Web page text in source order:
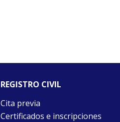
REGISTRO CIVIL
Cita previa
Certificados e inscripciones